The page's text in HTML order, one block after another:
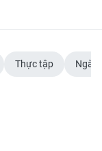
Thực tập Ngày